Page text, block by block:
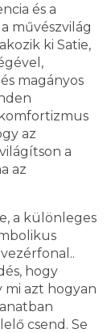
és a
művészvilág
ki Satie,
magányos
az
a
az
a különleges
hogy
mi azt hogyan
csend. Se